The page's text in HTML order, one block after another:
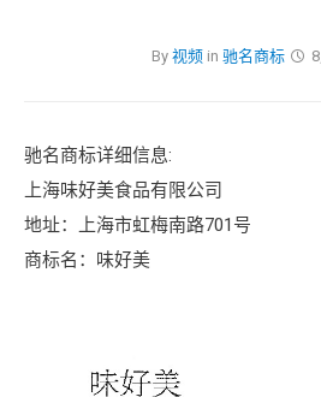
By 视频in 驰名商标
驰名商标详细信息:
上海味好美食品有限公司
地址：上海市虹梅南路701号
商标名：味好美